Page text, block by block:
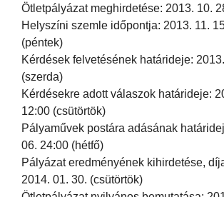
Ötletpályázat meghirdetése: 2013. 10.
Helyszíni szemle időpontja: 2013. 11.
(péntek)
Kérdések felvetésének határideje:
(szerda)
Kérdésekre adott válaszok határideje:
12:00 (csütörtök)
Pályaművek postára adásának
06. 24:00 (hétfő)
Pályázat eredményének kihirdetése,
2014. 01. 30. (csütörtök)